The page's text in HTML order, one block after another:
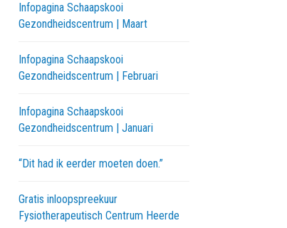
Infopagina Schaapskooi
Gezondheidscentrum | Maart
Infopagina Schaapskooi
Gezondheidscentrum | Februari
Infopagina Schaapskooi
Gezondheidscentrum | Januari
“Dit had ik eerder moeten doen.”
Gratis inloopspreekuur
Fysiotherapeutisch Centrum Heerde